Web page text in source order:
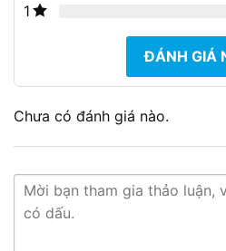
1
ĐÁNH GIÁ
Chưa có đánh giá nào.